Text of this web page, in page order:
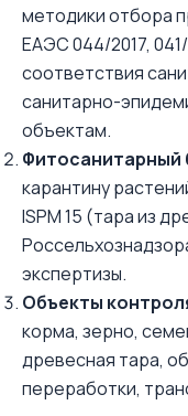
методики отбора
ЕАЭС 044/2017,
соответствия
санитарно-
объектам.
Фитосанитарный
карантину
ISPM 15 (тара из
экспертизы.
Объекты
корма, зерно,
древесная тара,
переработки,